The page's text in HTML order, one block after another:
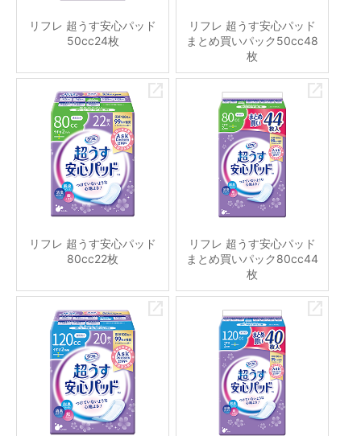
リフレ 超うす安心パッド
50cc24枚
リフレ 超うす安心パッド
まとめ買いパック50cc48
枚
リフレ 超うす安心パッド
80cc22枚
リフレ 超うす安心パッド
まとめ買いパック80cc44
枚